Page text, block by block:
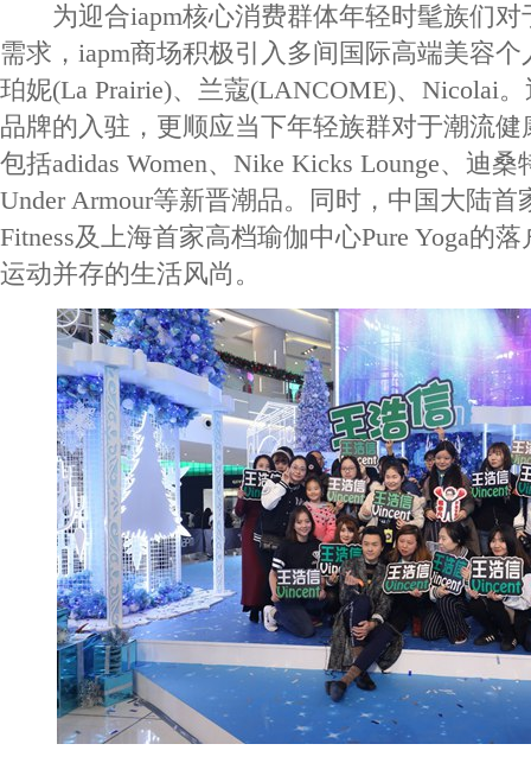
为迎合iapm核心消费群体年轻时髦族们对
需求，iapm商场积极引入多间国际高端美容
珀妮(La Prairie)、兰蔻(LANCOME)、Nicolai
品牌的入驻，更顺应当下年轻族群对于潮流
包括adidas Women、Nike Kicks Lounge、迪桑
Under Armour等新晋潮品。同时，中国大陆首
Fitness及上海首家高档瑜伽中心Pure Yoga的
运动并存的生活风尚。